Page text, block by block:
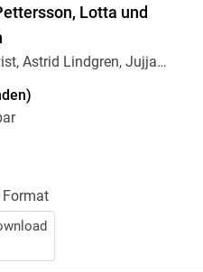
Lotta und
Astrid Lindgren, Jujja
Format